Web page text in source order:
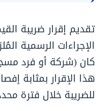
تقديم إقرار ضريبة
الإجراءات الرسمية
كان (شركة أو فرد
هذا الإقرار بمثابة
للضريبة خلال فترة